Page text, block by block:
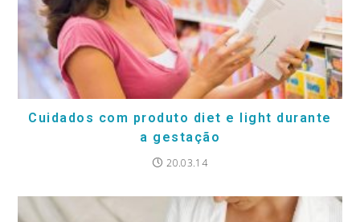
Cuidados com produto diet e light durante
a gestação
20.03.14